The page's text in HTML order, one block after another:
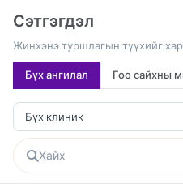
Сэтгэгдэл
Жинхэнэ туршлагын түүхийг
Бүх ангилал Гоо сайхны